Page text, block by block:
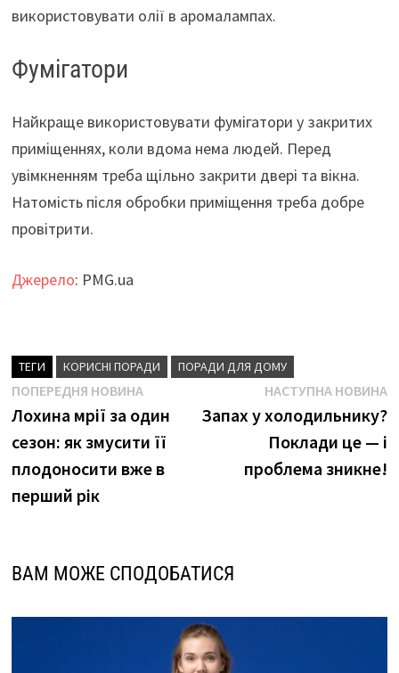
використовувати олії в аромалампах.
Фумігатори
Найкраще використовувати фумігатори у закритих
приміщеннях, коли вдома нема людей. Перед
увімкненням треба щільно закрити двері та вікна.
Натомість після обробки приміщення треба добре
провітрити.
Джерело: PMG.ua
ТЕГИ КОРИСНІ ПОРАДИ ПОРАДИ ДЛЯ ДОМУ
Навігація
записів
ПОПЕРЕДНЯ НОВИНАПопередня
новина
Лохина мрії за один
сезон: як змусити її
плодоносити вже в
перший рік
НАСТУПНА НОВИНА
Запах у холодильнику?
Поклади це — і
проблема зникне!
ВАМ МОЖЕ СПОДОБАТИСЯ